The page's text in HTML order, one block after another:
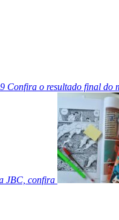
Confira o resultado final do
JBC, confira